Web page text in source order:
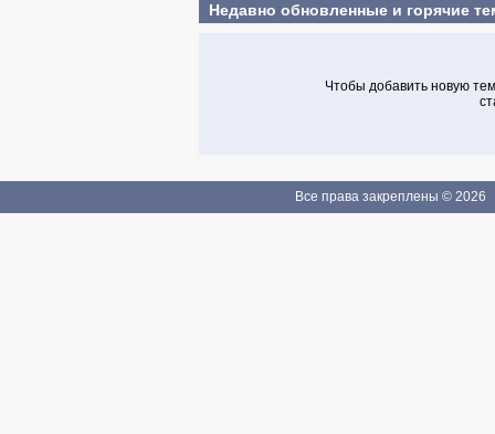
Недавно обновленные и горячие
Чтобы добавить новую
Все права закреплены © 2026